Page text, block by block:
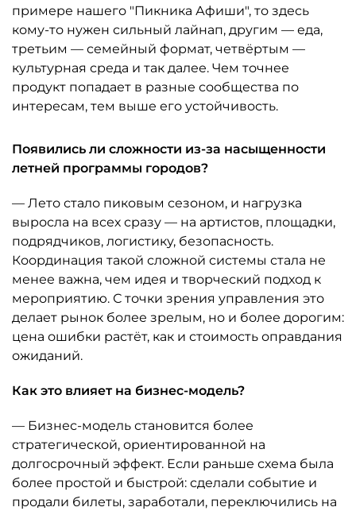
примере нашего "Пикника Афиши", то здесь
кому-то нужен сильный лайнап, другим — еда,
третьим — семейный формат, четвёртым —
культурная среда и так далее. Чем точнее
продукт попадает в разные сообщества по
интересам, тем выше его устойчивость.
Появились ли сложности из-за насыщенности
летней программы городов?
— Лето стало пиковым сезоном, и нагрузка
выросла на всех сразу — на артистов, площадки,
подрядчиков, логистику, безопасность.
Координация такой сложной системы стала не
менее важна, чем идея и творческий подход к
мероприятию. С точки зрения управления это
делает рынок более зрелым, но и более дорогим:
цена ошибки растёт, как и стоимость оправдания
ожиданий.
Как это влияет на бизнес-модель?
— Бизнес-модель становится более
стратегической, ориентированной на
долгосрочный эффект. Если раньше схема была
более простой и быстрой: сделали событие и
продали билеты, заработали, переключились на